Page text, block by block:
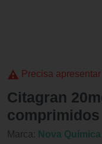
Precisa
Citagran
comprimidos
Marca: Nova Química